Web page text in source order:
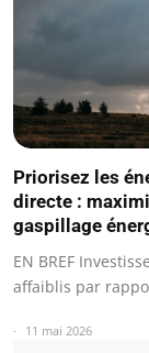
Priorisez les
directe :
gaspillage
EN BREF
affaiblis par
11 mai 2026